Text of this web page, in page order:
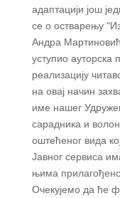
адаптацији још
се о остварењу
Андра
уступио ауторска
реализацију
на овај начин
име нашег
сарадника и
оштећеног вида
Јавног сервиса
њима
Очекујемо да ће